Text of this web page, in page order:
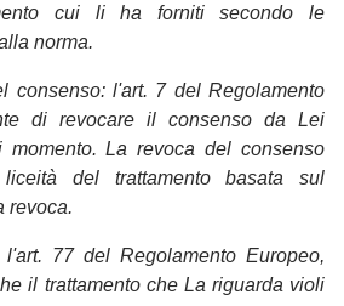
cui li ha forniti secondo le
norma.
consenso: l'art. 7 del Regolamento
di revocare il consenso da Lei
momento. La revoca del consenso
del trattamento basata sul
revoca.
77 del Regolamento Europeo,
il trattamento che La riguarda violi